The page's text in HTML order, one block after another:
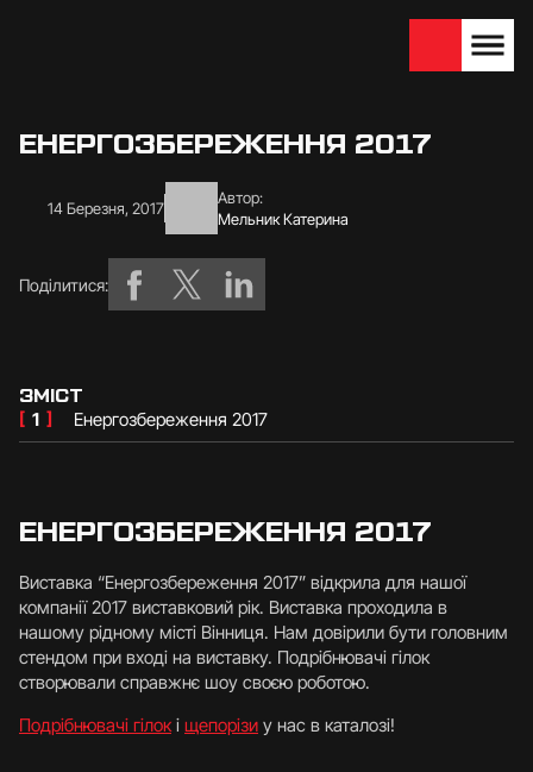
ЕНЕРГОЗБЕРЕЖЕННЯ 2017
14 Березня, 2017
Автор:
Мельник Катерина
Поділитися:
ЗМІСТ
[ 1 ] Енергозбереження 2017
ЕНЕРГОЗБЕРЕЖЕННЯ 2017
Виставка “Енергозбереження 2017” відкрила для нашої
компанії 2017 виставковий рік. Виставка проходила в
нашому рідному місті Вінниця. Нам довірили бути головним
стендом при вході на виставку. Подрібнювачі гілок
створювали справжнє шоу своєю роботою.
Подрібнювачі гілокі щепорізи у нас в каталозі!